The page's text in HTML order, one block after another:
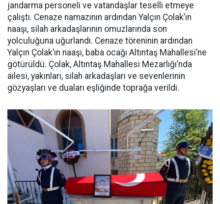
jandarma personeli ve vatandaşlar teselli etmeye
çalıştı. Cenaze namazının ardından Yalçın Çolak’ın
naaşı, silah arkadaşlarının omuzlarında son
yolculuğuna uğurlandı. Cenaze töreninin ardından
Yalçın Çolak’ın naaşı, baba ocağı Altıntaş Mahallesi’ne
götürüldü. Çolak, Altıntaş Mahallesi Mezarlığı’nda
ailesi, yakınları, silah arkadaşları ve sevenlerinin
gözyaşları ve duaları eşliğinde toprağa verildi.